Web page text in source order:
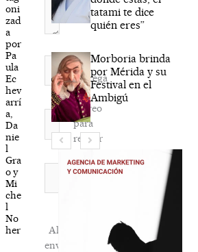
oni
zad
a
por
Pa
ula
Ec
hev
arrí
a,
Da
nie
l
Gra
o y
Mi
che
l
No
her
Nombre*
Correo
electrónico*
Agréga
mi
correo
para
recibir
la
newsletter
Al
enviar
tatami te dice
quién eres”
Morboria brinda
por Mérida y su
Festival en el
Ambigú